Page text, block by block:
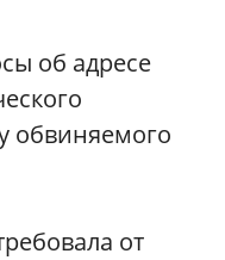
об адресе
обвиняемого
от